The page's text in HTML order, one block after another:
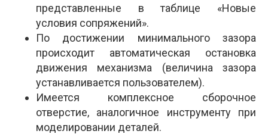
представленные в таблице «Новые
условия сопряжений».
По достижении минимального зазора
происходит автоматическая остановка
движения механизма (величина зазора
устанавливается пользователем).
Имеется комплексное сборочное
отверстие, аналогичное инструменту при
моделировании деталей.